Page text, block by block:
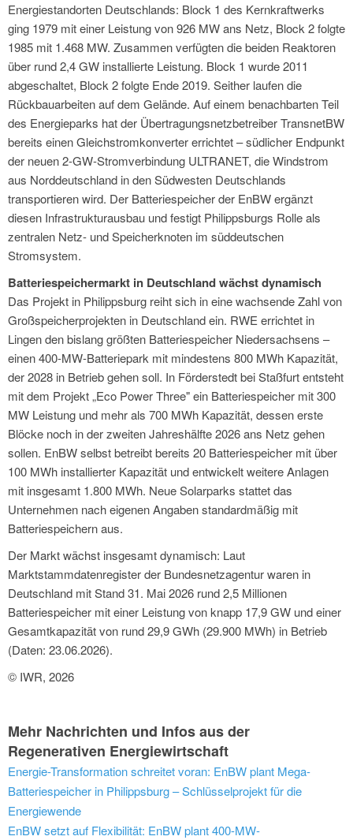
Energiestandorten Deutschlands: Block 1 des Kernkraftwerks
ging 1979 mit einer Leistung von 926 MW ans Netz, Block 2 folgte
1985 mit 1.468 MW. Zusammen verfügten die beiden Reaktoren
über rund 2,4 GW installierte Leistung. Block 1 wurde 2011
abgeschaltet, Block 2 folgte Ende 2019. Seither laufen die
Rückbauarbeiten auf dem Gelände. Auf einem benachbarten Teil
des Energieparks hat der Übertragungsnetzbetreiber TransnetBW
bereits einen Gleichstromkonverter errichtet – südlicher Endpunkt
der neuen 2-GW-Stromverbindung ULTRANET, die Windstrom
aus Norddeutschland in den Südwesten Deutschlands
transportieren wird. Der Batteriespeicher der EnBW ergänzt
diesen Infrastrukturausbau und festigt Philippsburgs Rolle als
zentralen Netz- und Speicherknoten im süddeutschen
Stromsystem.
Batteriespeichermarkt in Deutschland wächst dynamisch
Das Projekt in Philippsburg reiht sich in eine wachsende Zahl von
Großspeicherprojekten in Deutschland ein. RWE errichtet in
Lingen den bislang größten Batteriespeicher Niedersachsens –
einen 400-MW-Batteriepark mit mindestens 800 MWh Kapazität,
der 2028 in Betrieb gehen soll. In Förderstedt bei Staßfurt entsteht
mit dem Projekt „Eco Power Three" ein Batteriespeicher mit 300
MW Leistung und mehr als 700 MWh Kapazität, dessen erste
Blöcke noch in der zweiten Jahreshälfte 2026 ans Netz gehen
sollen. EnBW selbst betreibt bereits 20 Batteriespeicher mit über
100 MWh installierter Kapazität und entwickelt weitere Anlagen
mit insgesamt 1.800 MWh. Neue Solarparks stattet das
Unternehmen nach eigenen Angaben standardmäßig mit
Batteriespeichern aus.
Der Markt wächst insgesamt dynamisch: Laut
Marktstammdatenregister der Bundesnetzagentur waren in
Deutschland mit Stand 31. Mai 2026 rund 2,5 Millionen
Batteriespeicher mit einer Leistung von knapp 17,9 GW und einer
Gesamtkapazität von rund 29,9 GWh (29.900 MWh) in Betrieb
(Daten: 23.06.2026).
© IWR, 2026
Mehr Nachrichten und Infos aus der
Regenerativen Energiewirtschaft
Energie-Transformation schreitet voran: EnBW plant Mega-
Batteriespeicher in Philippsburg – Schlüsselprojekt für die
Energiewende
EnBW setzt auf Flexibilität: EnBW plant 400-MW-